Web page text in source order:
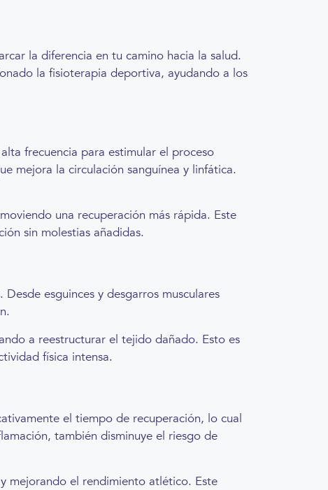
la diferencia en tu camino hacia la salud.
la fisioterapia deportiva, ayudando a los
frecuencia para estimular el proceso
mejora la circulación sanguínea y linfática.
una recuperación más rápida. Este
sin molestias añadidas.
esguinces y desgarros musculares
a reestructurar el tejido dañado. Esto es
física intensa.
el tiempo de recuperación, lo cual
también disminuye el riesgo de
mejorando el rendimiento atlético. Este